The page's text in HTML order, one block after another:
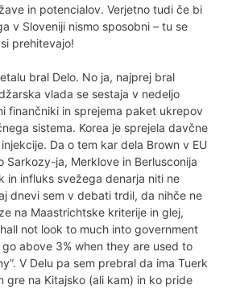
in potencialov. Verjetno tudi če bi
v Sloveniji nismo sposobni – tu se
prehitevajo!
bral Delo. No ja, najprej bral
vlada se sestaja v nedeljo
finančniki in sprejema paket ukrepov
sistema. Korea je sprejela davčne
Da o tem kar dela Brown v EU
Sarkozy-ja, Merklove in Berlusconija
in influks svežega denarja niti ne
dnevi sem v debati trdil, da nihče ne
na Maastrichtske kriterije in glej,
not look to much into government
above 3% when they are used to
V Delu pa sem prebral da ima Tuerk
gre na Kitajsko (ali kam) in ko pride